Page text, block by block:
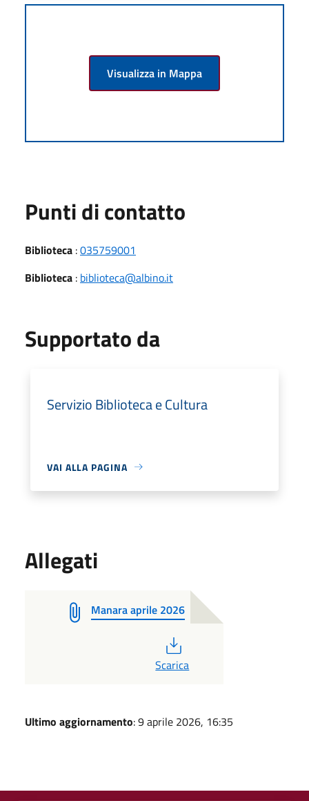
Visualizza in Mappa
Punti di contatto
Biblioteca :035759001
Biblioteca : biblioteca@albino.it
Supportato da
Servizio Biblioteca e Cultura
VAI ALLA PAGINA
Allegati
Manara aprile 2026
Scarica
Ultimo aggiornamento: 9 aprile 2026, 16:35